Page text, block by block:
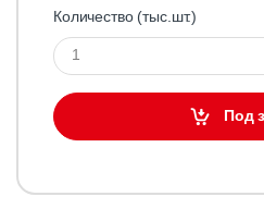
Количество (тыс.шт.)
Под